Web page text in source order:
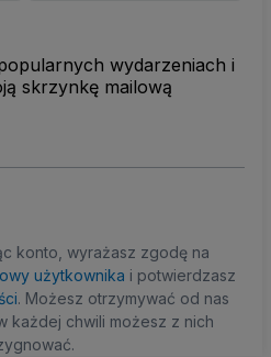
wydarzeniach i
skrzynkę mailową
konto, wyrażasz zgodę na
użytkownika i potwierdzasz
. Możesz otrzymywać od nas
każdej chwili możesz z nich